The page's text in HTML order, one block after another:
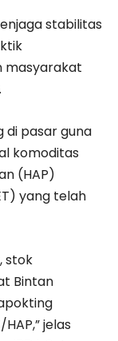
stabilitas
masyarakat
di pasar guna
komoditas
(HAP)
yang telah
stok
Bintan
jelas